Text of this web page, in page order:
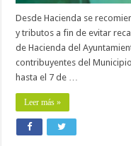
Desde Hacienda se
y tributos a fin de evitar
de Hacienda del
contribuyentes del
hasta el 7 de …
Leer más »